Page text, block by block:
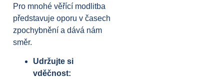
Pro mnohé věřící modlitba
představuje oporu v časech
zpochybnění a dává nám
směr.
Udržujte si
vděčnost: